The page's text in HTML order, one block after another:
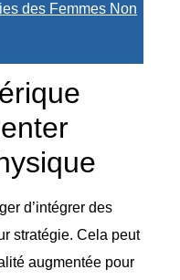
des Femmes Non
d’intégrer des
stratégie. Cela peut
augmentée pour